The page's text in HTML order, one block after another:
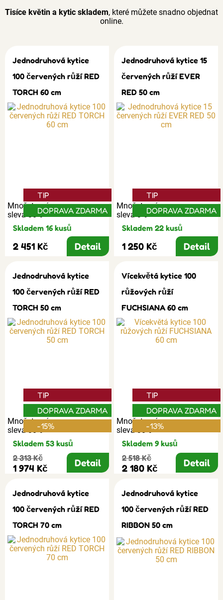
Tisíce květin a kytic skladem, které můžete snadno objednat
online.
Jednodruhová kytice
100 červených růží RED
TORCH 60 cm
Množstevní
sleva 30%
TIP
DOPRAVA ZDARMA
Skladem 16 kusů
2 451 Kč Detail
Jednodruhová kytice 15
červených růží EVER
RED 50 cm
Množstevní
sleva 3%
TIP
DOPRAVA ZDARMA
Skladem 22 kusů
1 250 Kč Detail
Jednodruhová kytice
100 červených růží RED
TORCH 50 cm
Množstevní
sleva 30%
TIP
DOPRAVA ZDARMA
-15%
Skladem 53 kusů
2 313 Kč
1 974 Kč Detail
Vícekvětá kytice 100
růžových růží
FUCHSIANA 60 cm
Množstevní
sleva 30%
TIP
DOPRAVA ZDARMA
-13%
Skladem 9 kusů
2 518 Kč
2 180 Kč Detail
Jednodruhová kytice
100 červených růží RED
TORCH 70 cm
Jednodruhová kytice
100 červených růží RED
RIBBON 50 cm